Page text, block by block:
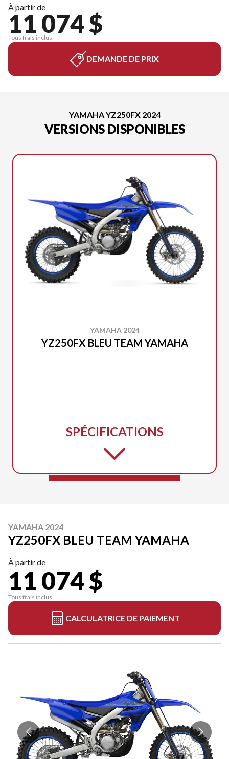
À partir de
11 074 $
Tous frais inclus
DEMANDE DE PRIX
YAMAHA YZ250FX 2024
VERSIONS DISPONIBLES
YAMAHA 2024
YZ250FX BLEU TEAM YAMAHA
SPÉCIFICATIONS
YAMAHA 2024
YZ250FX BLEU TEAM YAMAHA
À partir de
11 074 $
Tous frais inclus
CALCULATRICE DE PAIEMENT